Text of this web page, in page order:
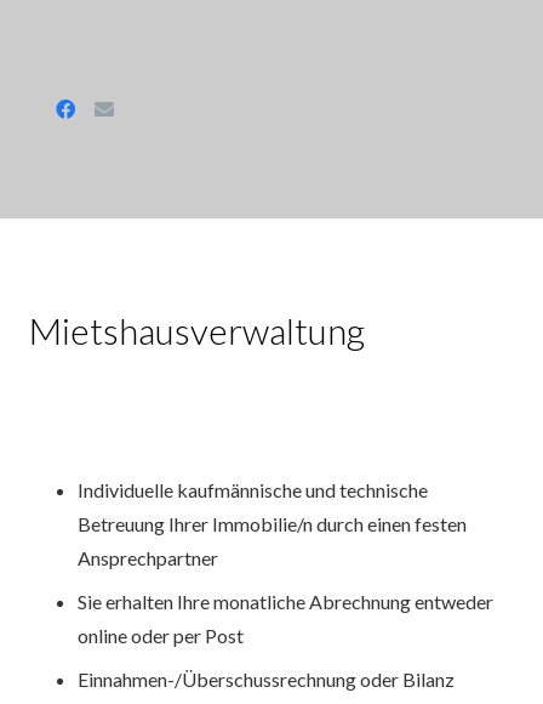
Mietshausverwaltung
Individuelle kaufmännische und technische
Betreuung Ihrer Immobilie/n durch einen festen
Ansprechpartner
Sie erhalten Ihre monatliche Abrechnung entweder
online oder per Post
Einnahmen-/Überschussrechnung oder Bilanz